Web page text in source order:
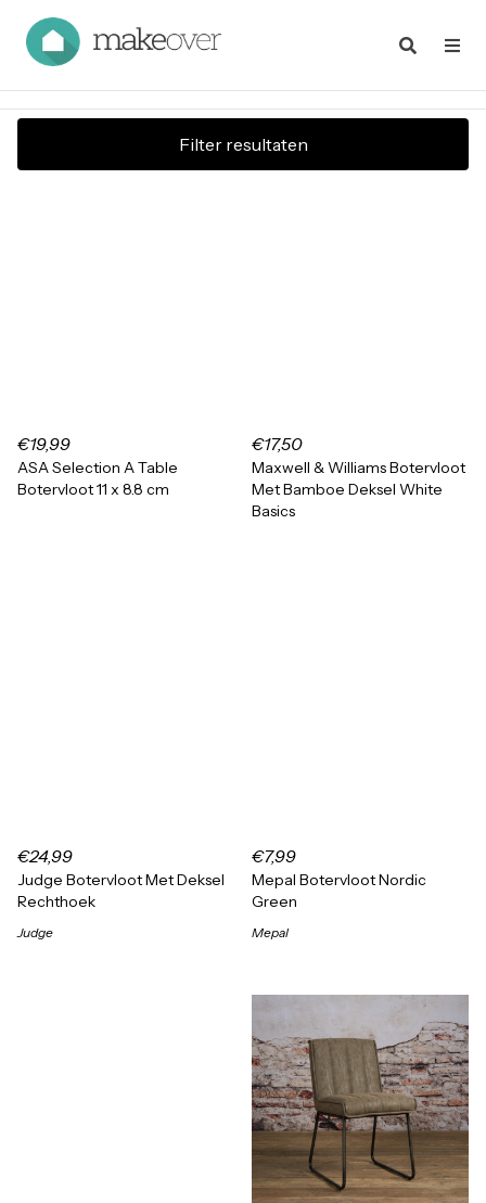
Filter resultaten
€19,99
ASA Selection A Table
Botervloot 11 x 8.8 cm
€17,50
Maxwell & Williams Botervloot
Met Bamboe Deksel White
Basics
€24,99
Judge Botervloot Met Deksel
Rechthoek
Judge
€7,99
Mepal Botervloot Nordic
Green
Mepal